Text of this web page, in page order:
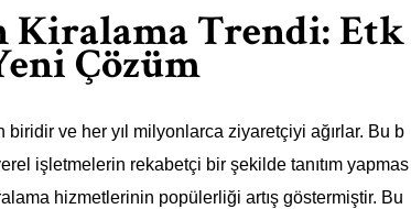
Kiralama Trendi: Etk
Çözüm
ve her yıl milyonlarca ziyaretçiyi ağırlar. Bu b
işletmelerin rekabetçi bir şekilde tanıtım yapmas
hizmetlerinin popülerliği artış göstermiştir. Bu